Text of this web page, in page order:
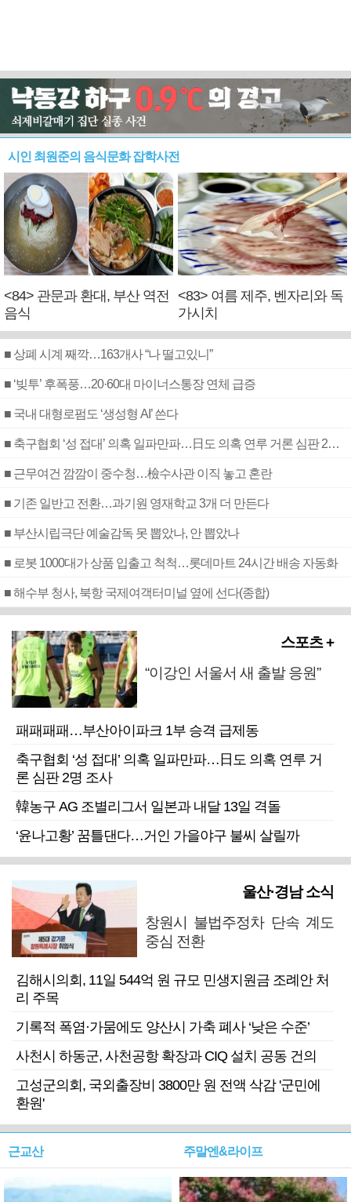
시인 최원준의 음식문화 잡학사전
<84> 관문과 환대, 부산 역전
음식
<83> 여름 제주, 벤자리와 독
가시치
■ 상폐 시계 째깍…163개사 “나 떨고있니”
■ ‘빚투’ 후폭풍…20·60대 마이너스통장 연체 급증
■ 국내 대형로펌도 ‘생성형 AI’ 쓴다
■ 축구협회 ‘성 접대’ 의혹 일파만파…日도 의혹 연루 거론 심판 2명 조사
■ 근무여건 깜깜이 중수청…檢수사관 이직 놓고 혼란
■ 기존 일반고 전환…과기원 영재학교 3개 더 만든다
■ 부산시립극단 예술감독 못 뽑았나, 안 뽑았나
■ 로봇 1000대가 상품 입출고 척척…롯데마트 24시간 배송 자동화
■ 해수부 청사, 북항 국제여객터미널 옆에 선다(종합)
스포츠 +
“이강인 서울서 새 출발 응원”
패패패패…부산아이파크 1부 승격 급제동
축구협회 ‘성 접대’ 의혹 일파만파…日도 의혹 연루 거
론 심판 2명 조사
韓농구 AG 조별리그서 일본과 내달 13일 격돌
‘윤나고황’ 꿈틀댄다…거인 가을야구 불씨 살릴까
울산·경남 소식
창원시 불법주정차 단속 계도
중심 전환
김해시의회, 11일 544억 원 규모 민생지원금 조례안 처
리 주목
기록적 폭염·가뭄에도 양산시 가축 폐사 ‘낮은 수준’
사천시 하동군, 사천공항 확장과 CIQ 설치 공동 건의
고성군의회, 국외출장비 3800만 원 전액 삭감 '군민에
환원'
근교산 주말엔&라이프